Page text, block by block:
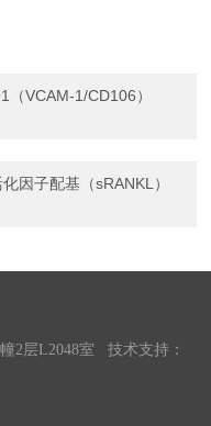
（VCAM-1/CD106）
因子配基（sRANKL）
2层L2048室 技术支持：